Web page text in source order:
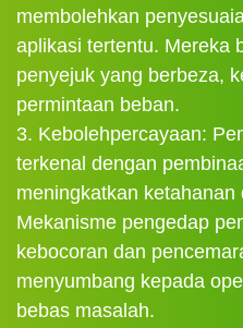
membolehkan
aplikasi tertentu. Mereka
penyejuk yang berbeza,
permintaan beban.
3. Kebolehpercayaan:
terkenal dengan
meningkatkan
Mekanisme pengedap
kebocoran dan
menyumbang kepada
bebas masalah.